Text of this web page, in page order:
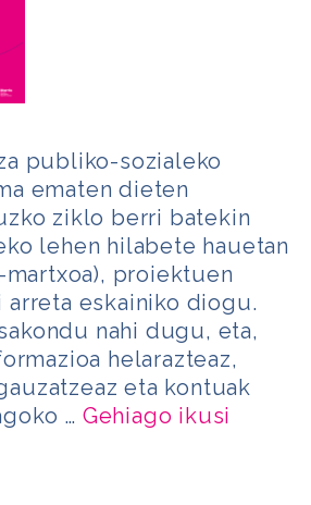
publiko-sozialeko
ematen dieten
ziklo berri batekin
lehen hilabete hauetan
proiektuen
arreta eskainiko diogu.
nahi dugu, eta,
helarazteaz,
eta kontuak
… Gehiago ikusi